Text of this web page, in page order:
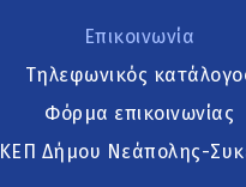
Επικοινωνία
Τηλεφωνικός
Φόρμα επικοινωνίας
ΚΕΠ Δήμου Νεάπολης-